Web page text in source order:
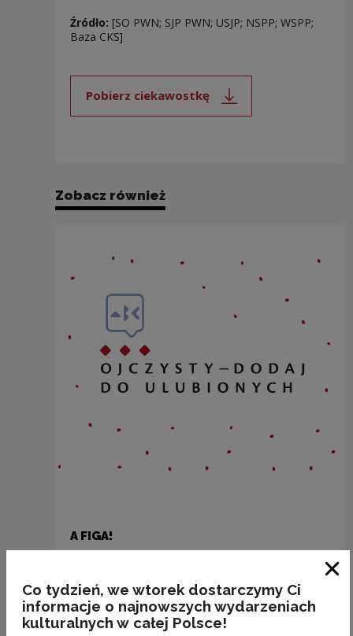
Źródło: [SO PWN; SJP PWN; USJP; NSPP; WSPP;
Baza CKS]
Pobierz ciekawostkę
Uwaga, link zostanie otwarty
Zobacz również
A FIGA!
Co tydzień, we wtorek dostarczymy Ci
informacje o najnowszych wydarzeniach
kulturalnych w całej Polsce!